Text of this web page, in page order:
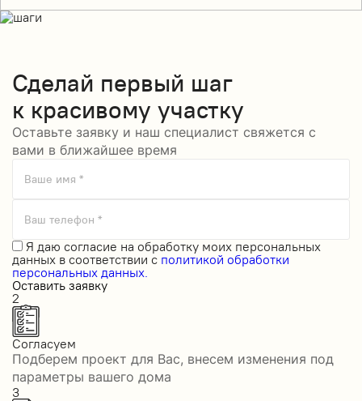
Сделай первый шаг
к красивому участку
Оставьте заявку и наш специалист свяжется с
вами в ближайшее время
Ваше имя *
Ваш телефон *
Я даю согласие на обработку моих персональных
данных в соответствии с политикой обработки
персональных данных.
Оставить заявку
2
Согласуем
Подберем проект для Вас, внесем изменения под
параметры вашего дома
3